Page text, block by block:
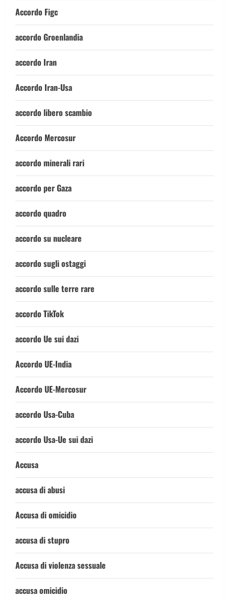
Accordo Figc
accordo Groenlandia
accordo Iran
Accordo Iran-Usa
accordo libero scambio
Accordo Mercosur
accordo minerali rari
accordo per Gaza
accordo quadro
accordo su nucleare
accordo sugli ostaggi
accordo sulle terre rare
accordo TikTok
accordo Ue sui dazi
Accordo UE-India
Accordo UE-Mercosur
accordo Usa-Cuba
accordo Usa-Ue sui dazi
Accusa
accusa di abusi
Accusa di omicidio
accusa di stupro
Accusa di violenza sessuale
accusa omicidio